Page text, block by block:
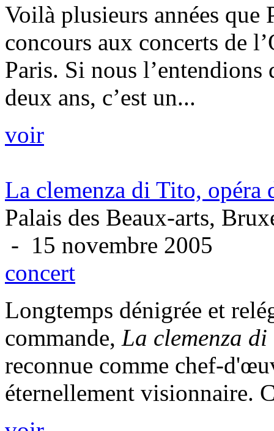
Voilà plusieurs années que
concours aux concerts de
Paris. Si nous l’entendions
deux ans, c’est un...
voir
La clemenza di Tito, opéra
Palais des Beaux-arts,
- 15 novembre 2005
concert
Longtemps dénigrée et
commande, La clemenza
reconnue comme chef-
éternellement visionnaire.